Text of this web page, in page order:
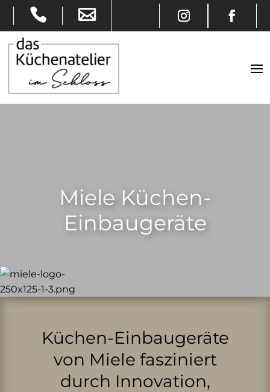
Miele Küchen-
Einbaugeräte
Küchen-Einbaugeräte
von Miele fasziniert
durch Innovation,